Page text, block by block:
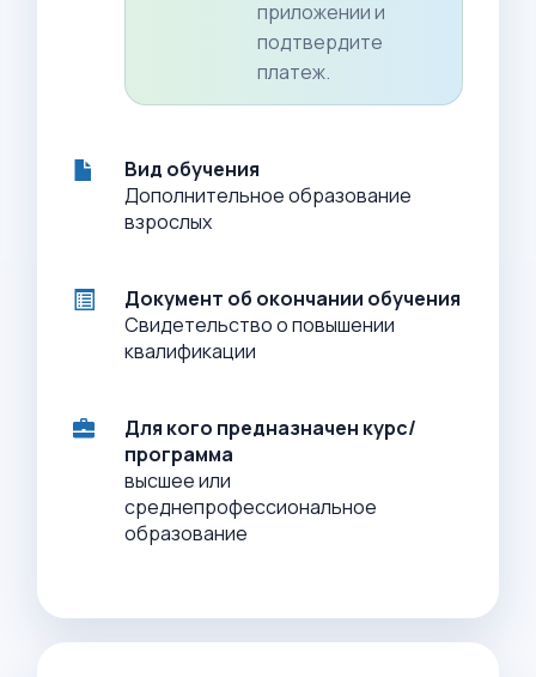
приложении и
подтвердите
платеж.
Вид обучения
Дополнительное образование
взрослых
Документ об окончании обучения
Свидетельство о повышении
квалификации
Для кого предназначен курс/
программа
высшее или
среднепрофессиональное
образование